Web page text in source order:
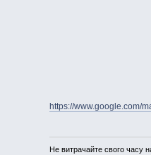
https://www.google.com/
Не витрачайте свого часу